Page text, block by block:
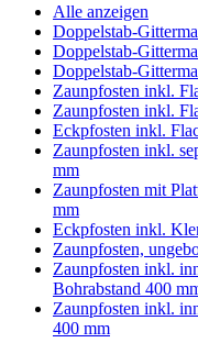
Alle anzeigen
Doppelstab-
Doppelstab-
Doppelstab-
Zaunpfosten inkl.
Zaunpfosten inkl.
Eckpfosten inkl.
Zaunpfosten inkl.
mm
Zaunpfosten mit
mm
Eckpfosten inkl.
Zaunpfosten,
Zaunpfosten inkl.
Bohrabstand 400
Zaunpfosten inkl.
400 mm